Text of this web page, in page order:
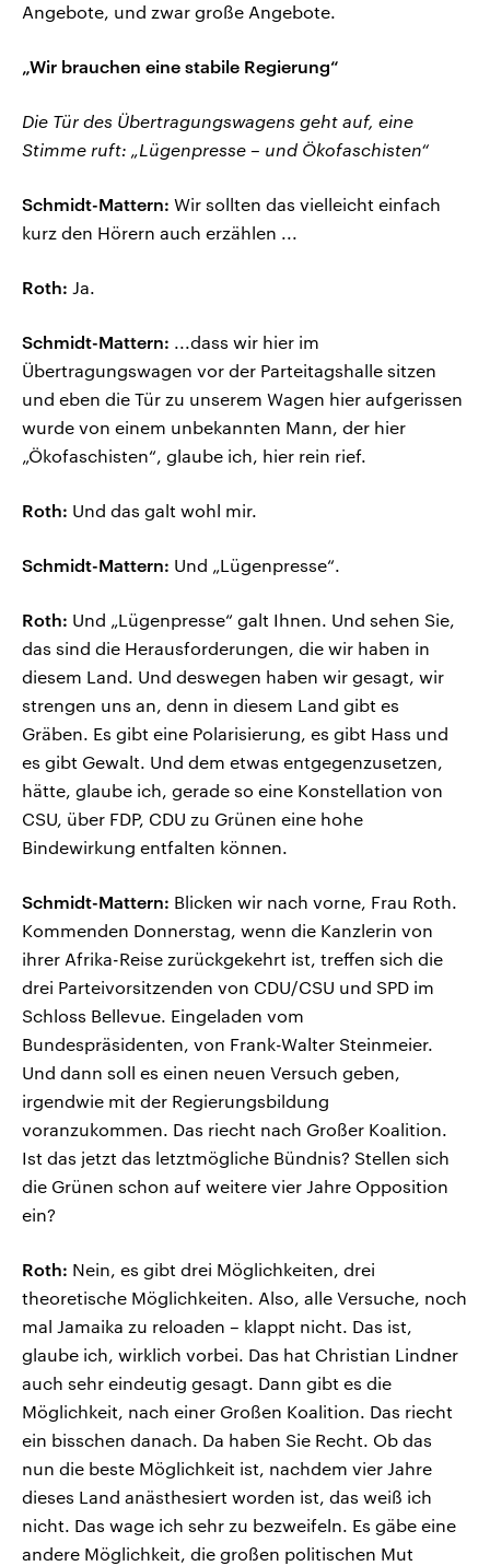
Angebote, und zwar große Angebote.
„Wir brauchen eine stabile Regierung“
Die Tür des Übertragungswagens geht auf, eine
Stimme ruft: „Lügenpresse – und Ökofaschisten“
Schmidt-Mattern: Wir sollten das vielleicht einfach
kurz den Hörern auch erzählen ...
Roth: Ja.
Schmidt-Mattern: ...dass wir hier im
Übertragungswagen vor der Parteitagshalle sitzen
und eben die Tür zu unserem Wagen hier aufgerissen
wurde von einem unbekannten Mann, der hier
„Ökofaschisten“, glaube ich, hier rein rief.
Roth: Und das galt wohl mir.
Schmidt-Mattern: Und „Lügenpresse“.
Roth: Und „Lügenpresse“ galt Ihnen. Und sehen Sie,
das sind die Herausforderungen, die wir haben in
diesem Land. Und deswegen haben wir gesagt, wir
strengen uns an, denn in diesem Land gibt es
Gräben. Es gibt eine Polarisierung, es gibt Hass und
es gibt Gewalt. Und dem etwas entgegenzusetzen,
hätte, glaube ich, gerade so eine Konstellation von
CSU, über FDP, CDU zu Grünen eine hohe
Bindewirkung entfalten können.
Schmidt-Mattern: Blicken wir nach vorne, Frau Roth.
Kommenden Donnerstag, wenn die Kanzlerin von
ihrer Afrika-Reise zurückgekehrt ist, treffen sich die
drei Parteivorsitzenden von CDU/CSU und SPD im
Schloss Bellevue. Eingeladen vom
Bundespräsidenten, von Frank-Walter Steinmeier.
Und dann soll es einen neuen Versuch geben,
irgendwie mit der Regierungsbildung
voranzukommen. Das riecht nach Großer Koalition.
Ist das jetzt das letztmögliche Bündnis? Stellen sich
die Grünen schon auf weitere vier Jahre Opposition
ein?
Roth: Nein, es gibt drei Möglichkeiten, drei
theoretische Möglichkeiten. Also, alle Versuche, noch
mal Jamaika zu reloaden – klappt nicht. Das ist,
glaube ich, wirklich vorbei. Das hat Christian Lindner
auch sehr eindeutig gesagt. Dann gibt es die
Möglichkeit, nach einer Großen Koalition. Das riecht
ein bisschen danach. Da haben Sie Recht. Ob das
nun die beste Möglichkeit ist, nachdem vier Jahre
dieses Land anästhesiert worden ist, das weiß ich
nicht. Das wage ich sehr zu bezweifeln. Es gäbe eine
andere Möglichkeit, die großen politischen Mut